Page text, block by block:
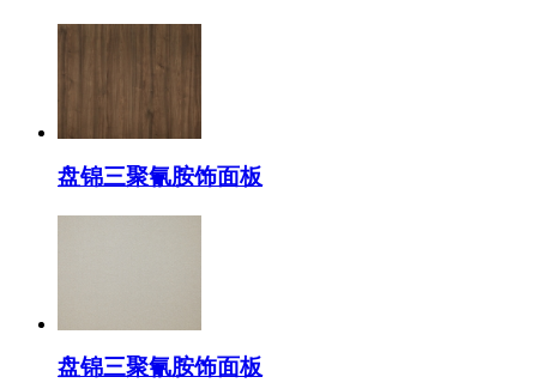
盘锦三聚氰胺饰面板
盘锦三聚氰胺饰面板